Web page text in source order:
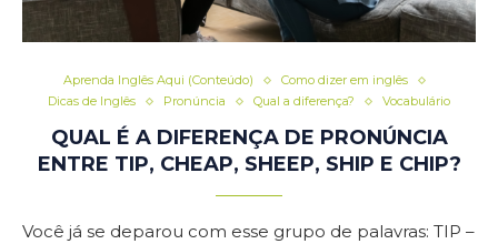
Aprenda Inglês Aqui (Conteúdo)
Como dizer em inglês
Dicas de Inglês
Pronúncia Qual a diferença? Vocabulário
QUAL É A DIFERENÇA DE PRONÚNCIA
ENTRE TIP, CHEAP, SHEEP, SHIP E CHIP?
Você já se deparou com esse grupo de palavras: TIP –